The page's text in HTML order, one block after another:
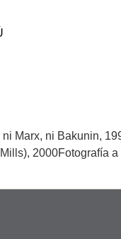
Marx, ni Bakunin,
2000Fotografía